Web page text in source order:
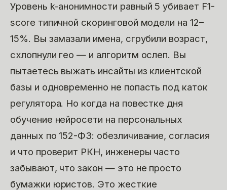
Уровень k-анонимности равный 5 убивает F1-
score типичной скоринговой модели на 12–
15%. Вы замазали имена, сгрубили возраст,
схлопнули гео — и алгоритм ослеп. Вы
пытаетесь выжать инсайты из клиентской
базы и одновременно не попасть под каток
регулятора. Но когда на повестке дня
обучение нейросети на персональных
данных по 152-ФЗ: обезличивание, согласия
и что проверит РКН, инженеры часто
забывают, что закон — это не просто
бумажки юристов. Это жесткие